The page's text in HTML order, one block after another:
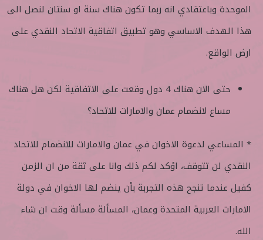
الموحدة وباعتقادي انه ربما تكون هناك سنة او سنتان لنصل الى
هذا الهدف الاساسي وهو تطبيق اتفاقية الاتحاد النقدي على
ارض الواقع.
حتى الان هناك 4 دول وقعت على الاتفاقية لكن هل هناك
مساع لانضمام عمان والامارات للاتحاد؟
* المساعي لدعوة الاخوان في عمان والامارات للانضمام للاتحاد
النقدي لن تتوقف، اؤكد لكم ذلك وانا على ثقة من ان الزمن
كفيل عندما تنجح هذه التجربة بأن ينضم لها الاخوان في دولة
الامارات العربية المتحدة وعمان، المسألة مسألة وقت ان شاء
الله.